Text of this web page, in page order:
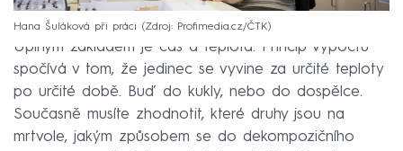
Hana Šuláková při práci Zdroj: Profimedia.cz/ČTK
Úplným základem je čas a teplota. Princip výpočtu
spočívá v tom, že jedinec se vyvine za určité teploty
po určité době. Buď do kukly, nebo do dospělce.
Současně musíte zhodnotit, které druhy jsou na
mrtvole, jakým způsobem se do dekompozičního